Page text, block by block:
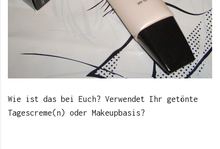
Wie ist das bei Euch? Verwendet Ihr getönte
Tagescreme(n) oder Makeupbasis?